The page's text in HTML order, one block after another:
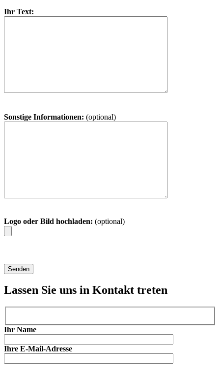
Ihr Text:
Sonstige Informationen: (optional)
Logo oder Bild hochladen: (optional)
Lassen Sie uns in Kontakt treten
Ihr Name
Ihre E-Mail-Adresse